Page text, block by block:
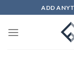
to
content
ADD